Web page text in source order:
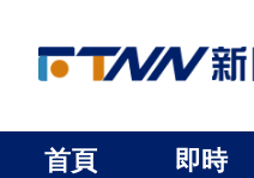
首頁 即時